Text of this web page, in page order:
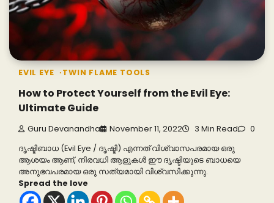
EVIL EYE TWIN FLAME TOOLS
How to Protect Yourself from the Evil Eye:
Ultimate Guide
Guru Devanandha November 11, 2022 3 Min Read 0
ദൃഷ്ടിബാധ (Evil Eye / ദൃഷ്ടി) എന്നത് വിശ്വാസപരമായ ഒരു
ആശയം ആണ്, നിരവധി ആളുകൾ ഈ ദൃഷ്ടിയുടെ ബാധയെ
അനുഭവപരമായ ഒരു സത്യമായി വിശ്വസിക്കുന്നു.
Spread the love